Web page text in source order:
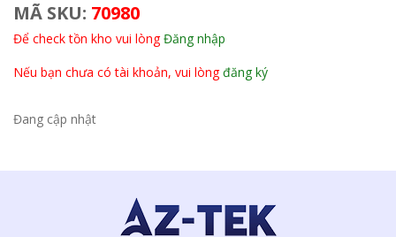
MÃ SKU: 70980
Để check tồn kho vui lòngĐăng nhập
Nếu bạn chưa có tài khoản, vui lòngđăng ký
Đang cập nhật